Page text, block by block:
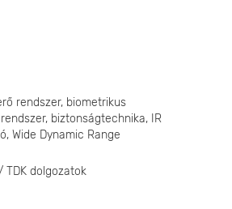
rendszer, biometrikus
biztonságtechnika, IR
Wide Dynamic Range
TDK dolgozatok